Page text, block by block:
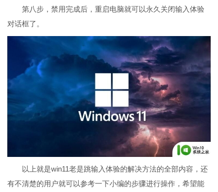
第八步，禁用完成后，重启电脑就可以永久关闭输入体验
对话框了。
以上就是win11老是跳输入体验的解决方法的全部内容，还
有不清楚的用户就可以参考一下小编的步骤进行操作，希望能